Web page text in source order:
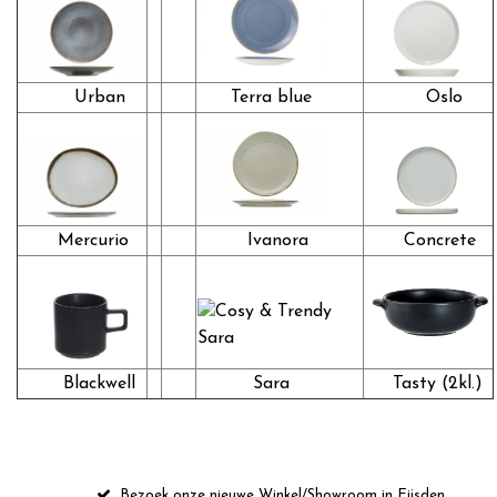
Urban Terra blue Oslo
Mercurio Ivanora Concrete
Blackwell Sara Tasty (2kl.)